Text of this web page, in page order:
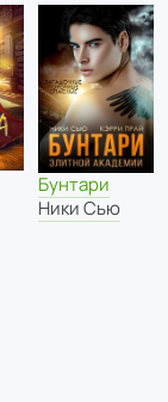
Бунтари
Ники Сью